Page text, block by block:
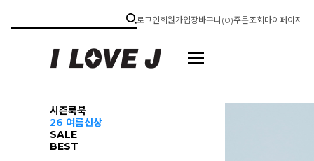
로그인회원가입장바구니(0)주문조회마이페이지
시즌룩북
26 여름신상
SALE
BEST